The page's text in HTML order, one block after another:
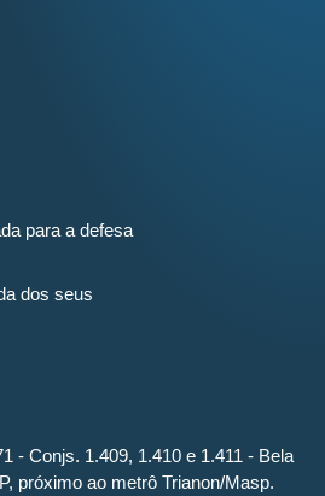
para a defesa
dos seus
- Conjs. 1.409, 1.410 e 1.411 - Bela
próximo ao metrô Trianon/Masp.